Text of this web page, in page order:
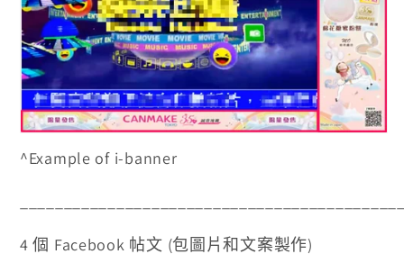
^Example of i-banner
4 個 Facebook 帖文 (包圖片和文案製作)